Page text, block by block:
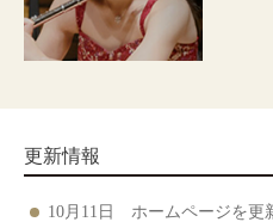
更新情報
10月11日 ホームページを更